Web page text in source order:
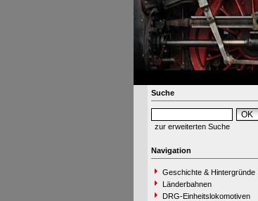
Suche
zur erweiterten Suche
Navigation
Geschichte & Hintergründe
Länderbahnen
DRG-Einheitslokomotiven